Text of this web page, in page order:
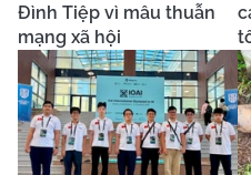
Đình Tiệp vì mâu thuẫn
mạng xã hội